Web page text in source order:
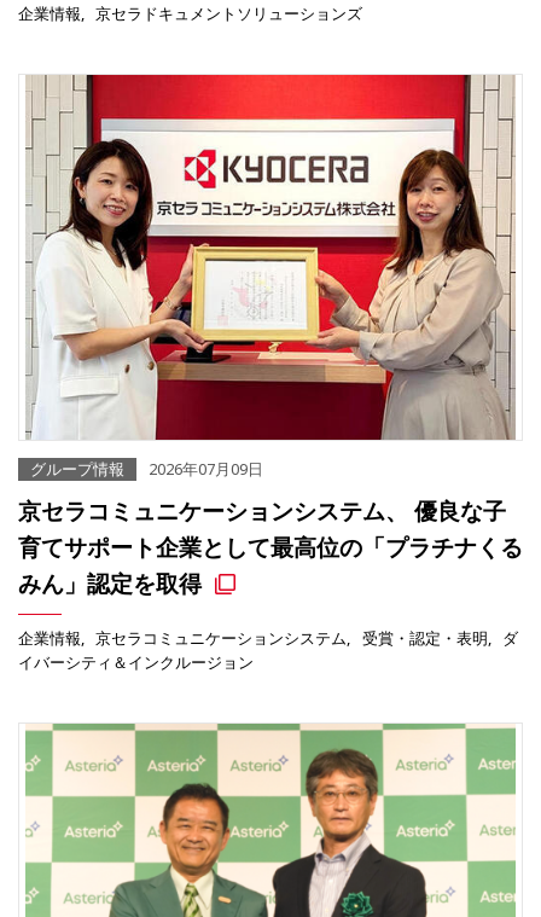
企業情報 京セラドキュメントソリューションズ
グループ情報 2026年07月09日
京セラコミュニケーションシステム、 優良な子
育てサポート企業として最高位の「プラチナくる
みん」認定を取得
企業情報 京セラコミュニケーションシステム 受賞・認定・表明
ダ
イバーシティ＆インクルージョン